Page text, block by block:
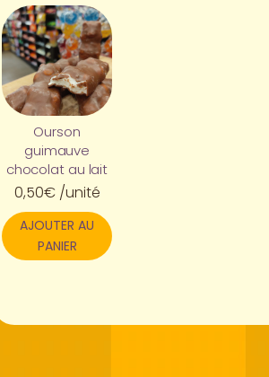
Ourson
guimauve
chocolat au lait
0,50€ /unité
AJOUTER AU
PANIER